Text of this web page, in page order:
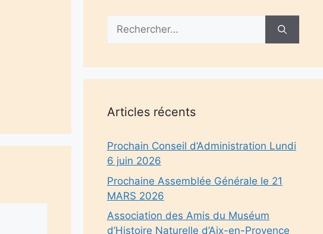
Rechercher :
Articles récents
Prochain Conseil d’Administration Lundi
6 juin 2026
Prochaine Assemblée Générale le 21
MARS 2026
Association des Amis du Muséum
d’Histoire Naturelle d’Aix-en-Provence